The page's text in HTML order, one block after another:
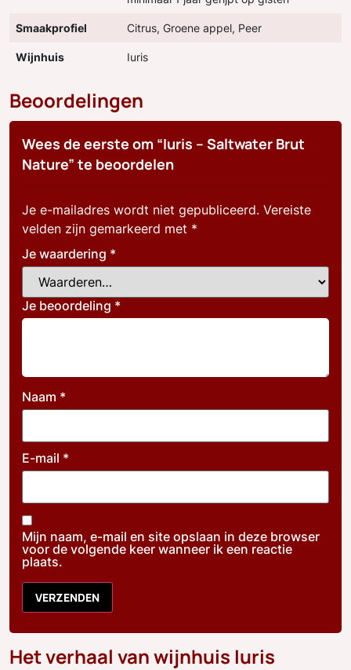
Smaakprofiel Citrus, Groene appel, Peer
Wijnhuis Iuris
Beoordelingen
Wees de eerste om “Iuris – Saltwater Brut
Nature” te beoordelen
Je e-mailadres wordt niet gepubliceerd. Vereiste
velden zijn gemarkeerd met *
Je waardering *
Je beoordeling *
Naam *
E-mail *
Mijn naam, e-mail en site opslaan in deze browser
voor de volgende keer wanneer ik een reactie
plaats.
Het verhaal van wijnhuis Iuris